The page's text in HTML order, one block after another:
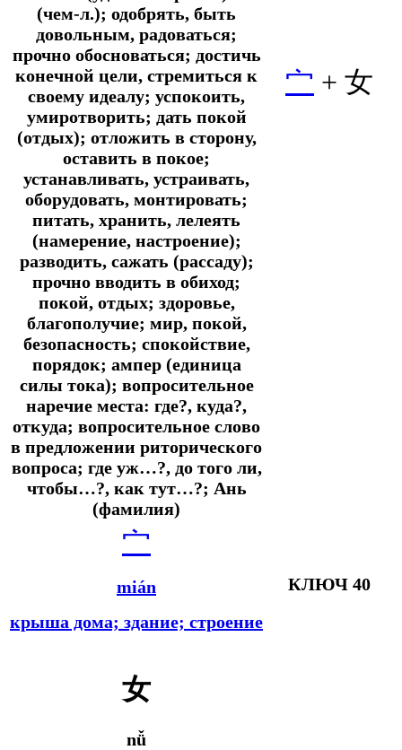
(чем-л.); одобрять, быть
довольным, радоваться;
прочно обосноваться; достичь
конечной цели, стремиться к
своему идеалу; успокоить,
умиротворить; дать покой
(отдых); отложить в сторону,
оставить в покое;
устанавливать, устраивать,
оборудовать, монтировать;
питать, хранить, лелеять
(намерение, настроение);
разводить, сажать (рассаду);
прочно вводить в обиход;
покой, отдых; здоровье,
благополучие; мир, покой,
безопасность; спокойствие,
порядок; ампер (единица
силы тока); вопросительное
наречие места: где?, куда?,
откуда; вопросительное слово
в предложении риторического
вопроса; где уж…?, до того ли,
чтобы…?, как тут…?; Ань
(фамилия)
宀 + 女
宀
mián
крыша дома; здание; строение
КЛЮЧ 40
女
nǚ